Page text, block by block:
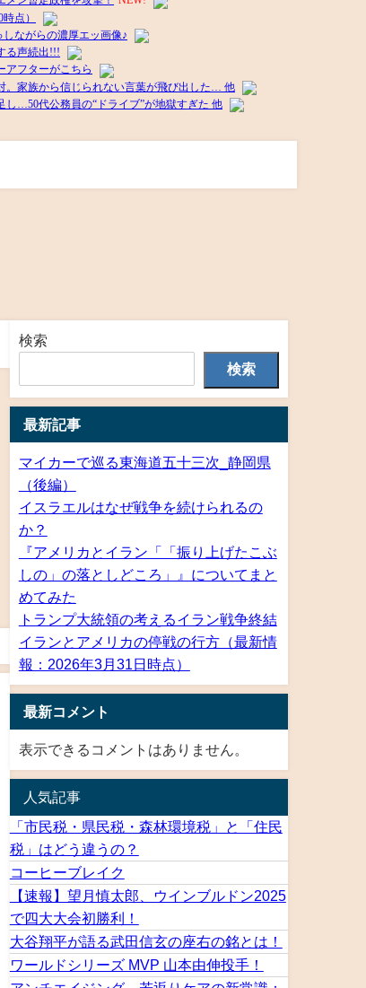
検索
検索
最新記事
マイカーで巡る東海道五十三次_静岡県
（後編）
イスラエルはなぜ戦争を続けられるの
か？
『アメリカとイラン「「振り上げたこぶ
しの」の落としどころ」』についてまと
めてみた
トランプ大統領の考えるイラン戦争終結
イランとアメリカの停戦の行方（最新情
報：2026年3月31日時点）
最新コメント
表示できるコメントはありません。
人気記事
「市民税・県民税・森林環境税」と「住民
税」はどう違うの？
コーヒーブレイク
【速報】望月慎太郎、ウインブルドン2025
で四大大会初勝利！
大谷翔平が語る武田信玄の座右の銘とは！
ワールドシリーズ MVP 山本由伸投手！